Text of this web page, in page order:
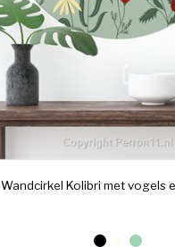
Wandcirkel Kolibri met vogels